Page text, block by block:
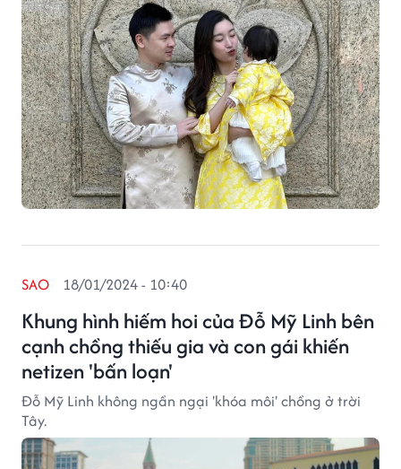
Khung hình hiếm hoi của Đỗ Mỹ Linh bên
cạnh chồng thiếu gia và con gái khiến
netizen 'bấn loạn'
SAO 18/01/2024 - 10:40
Đỗ Mỹ Linh không ngần ngại 'khóa môi' chồng ở trời
Tây.